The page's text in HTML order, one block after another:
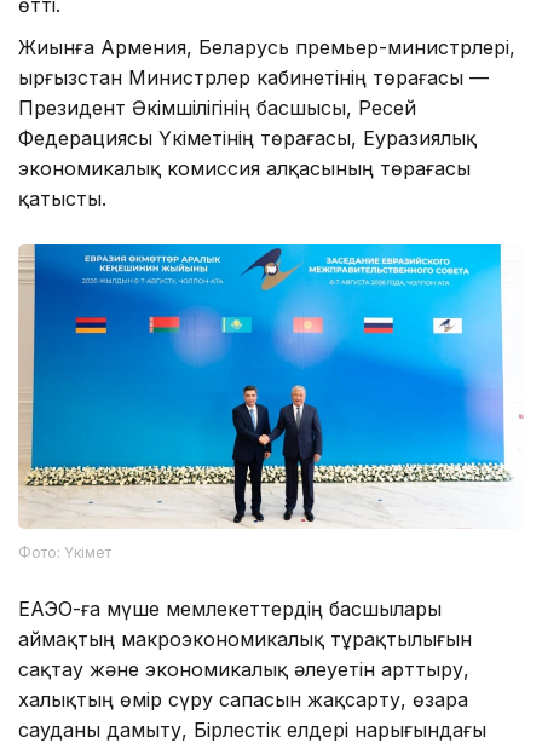
өтті.
Жиынға Армения, Беларусь премьер-министрлері,
Қырғызстан Министрлер кабинетінің төрағасы —
Президент Әкімшілігінің басшысы, Ресей
Федерациясы Үкіметінің төрағасы, Еуразиялық
экономикалық комиссия алқасының төрағасы
қатысты.
Фото: Үкімет
ЕАЭО-ға мүше мемлекеттердің басшылары
аймақтың макроэкономикалық тұрақтылығын
сақтау және экономикалық әлеуетін арттыру,
халықтың өмір сүру сапасын жақсарту, өзара
сауданы дамыту, Бірлестік елдері нарығындағы